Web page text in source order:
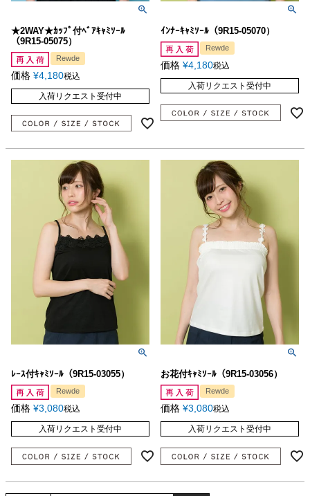
★2WAY★ｶｯﾌﾟ付ﾍﾞｱｷｬﾐｿｰﾙ
（9R15-05075）
Rewde
価格 ¥4,180税込
入荷リクエスト受付中
ｲﾝﾅｰｷｬﾐｿｰﾙ（9R15-05070）
Rewde
価格 ¥4,180税込
入荷リクエスト受付中
ﾚｰｽ付ｷｬﾐｿｰﾙ（9R15-03055）
Rewde
価格 ¥3,080税込
入荷リクエスト受付中
お花付ｷｬﾐｿｰﾙ（9R15-03056）
Rewde
価格 ¥3,080税込
入荷リクエスト受付中